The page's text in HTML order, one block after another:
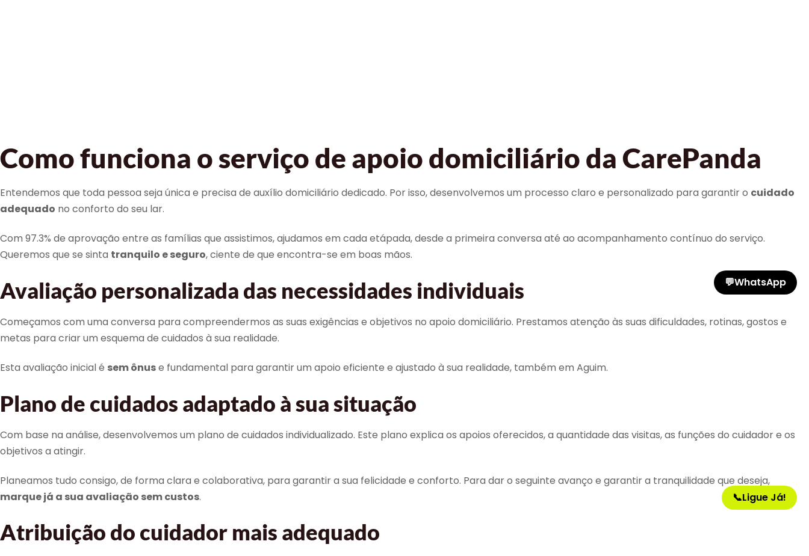
Como funciona o serviço de apoio domiciliário da CarePanda
Entendemos que toda pessoa seja única e precisa de auxílio domiciliário dedicado. Por isso, desenvolvemos um processo claro e personalizado para garantir o cuidado
adequado no conforto do seu lar.
Com 97.3% de aprovação entre as famílias que assistimos, ajudamos em cada etápada, desde a primeira conversa até ao acompanhamento contínuo do serviço.
Queremos que se sinta tranquilo e seguro, ciente de que encontra-se em boas mãos.
Avaliação personalizada das necessidades individuais
Começamos com uma conversa para compreendermos as suas exigências e objetivos no apoio domiciliário. Prestamos atenção às suas dificuldades, rotinas, gostos e
metas para criar um esquema de cuidados à sua realidade.
Esta avaliação inicial é sem ônuse fundamental para garantir um apoio eficiente e ajustado à sua realidade, também em Aguim.
Plano de cuidados adaptado à sua situação
Com base na análise, desenvolvemos um plano de cuidados individualizado. Este plano explica os apoios oferecidos, a quantidade das visitas, as funções do cuidador e os
objetivos a atingir.
Planeamos tudo consigo, de forma clara e colaborativa, para garantir a sua felicidade e conforto. Para dar o seguinte avanço e garantir a tranquilidade que deseja,
marque já a sua avaliação sem custos.
Atribuição do cuidador mais adequado
💬WhatsApp
📞Ligue Já!